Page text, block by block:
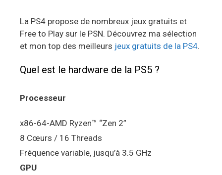
La PS4 propose de nombreux jeux gratuits et
Free to Play sur le PSN. Découvrez ma sélection
et mon top des meilleurs jeux gratuits de la PS4.
Quel est le hardware de la PS5 ?
Processeur
x86-64-AMD Ryzen™ “Zen 2”
8 Cœurs / 16 Threads
Fréquence variable, jusqu’à 3.5 GHz
GPU